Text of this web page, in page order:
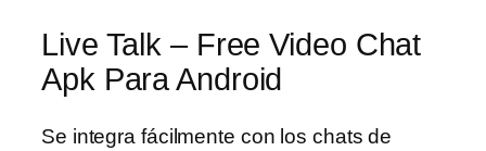
Live Talk – Free Video Chat
Apk Para Android
Se integra fácilmente con los chats de